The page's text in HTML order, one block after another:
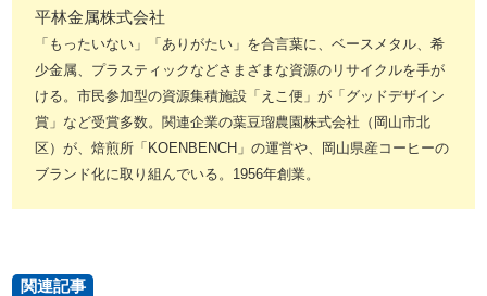
平林金属株式会社
「もったいない」「ありがたい」を合言葉に、ベースメタル、希
少金属、プラスティックなどさまざまな資源のリサイクルを手が
ける。市民参加型の資源集積施設「えこ便」が「グッドデザイン
賞」など受賞多数。関連企業の葉豆瑠農園株式会社（岡山市北
区）が、焙煎所「KOENBENCH」の運営や、岡山県産コーヒーの
ブランド化に取り組んでいる。1956年創業。
関連記事